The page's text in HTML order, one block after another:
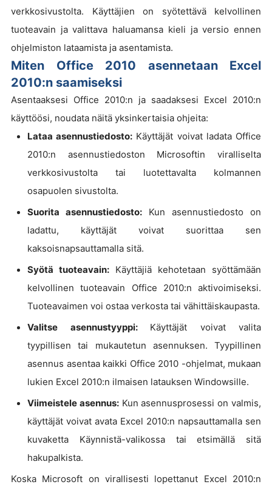
verkkosivustolta. Käyttäjien on syötettävä kelvollinen
tuoteavain ja valittava haluamansa kieli ja versio ennen
ohjelmiston lataamista ja asentamista.
Miten Office 2010 asennetaan Excel
2010:n saamiseksi
Asentaaksesi Office 2010:n ja saadaksesi Excel 2010:n
käyttöösi, noudata näitä yksinkertaisia ohjeita:
Lataa asennustiedosto: Käyttäjät voivat ladata Office
2010:n asennustiedoston Microsoftin viralliselta
verkkosivustolta tai luotettavalta kolmannen
osapuolen sivustolta.
Suorita asennustiedosto: Kun asennustiedosto on
ladattu, käyttäjät voivat suorittaa sen
kaksoisnapsauttamalla sitä.
Syötä tuoteavain: Käyttäjiä kehotetaan syöttämään
kelvollinen tuoteavain Office 2010:n aktivoimiseksi.
Tuoteavaimen voi ostaa verkosta tai vähittäiskaupasta.
Valitse asennustyyppi: Käyttäjät voivat valita
tyypillisen tai mukautetun asennuksen. Tyypillinen
asennus asentaa kaikki Office 2010 -ohjelmat, mukaan
lukien Excel 2010:n ilmaisen latauksen Windowsille.
Viimeistele asennus:Kun asennusprosessi on valmis,
käyttäjät voivat avata Excel 2010:n napsauttamalla sen
kuvaketta Käynnistä-valikossa tai etsimällä sitä
hakupalkista.
Koska Microsoft on virallisesti lopettanut Excel 2010:n